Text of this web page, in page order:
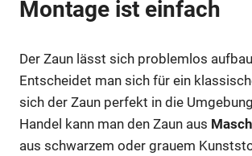
Montage ist einfach
Der Zaun lässt sich problemlos
Entscheidet man sich für ein
sich der Zaun perfekt in die
Handel kann man den Zaun aus
aus schwarzem oder grauem